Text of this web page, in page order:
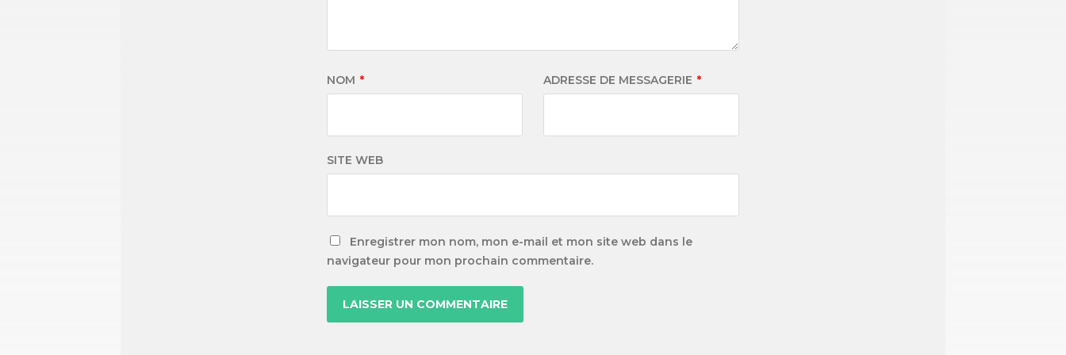
NOM * ADRESSE DE MESSAGERIE *
SITE WEB
Enregistrer mon nom, mon e-mail et mon site web dans le
navigateur pour mon prochain commentaire.